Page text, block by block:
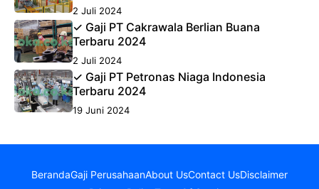
2 Juli 2024
✓ Gaji PT Cakrawala Berlian Buana
Terbaru 2024
2 Juli 2024
✓ Gaji PT Petronas Niaga Indonesia
Terbaru 2024
19 Juni 2024
BerandaGaji PerusahaanAbout UsContact UsDisclaimer